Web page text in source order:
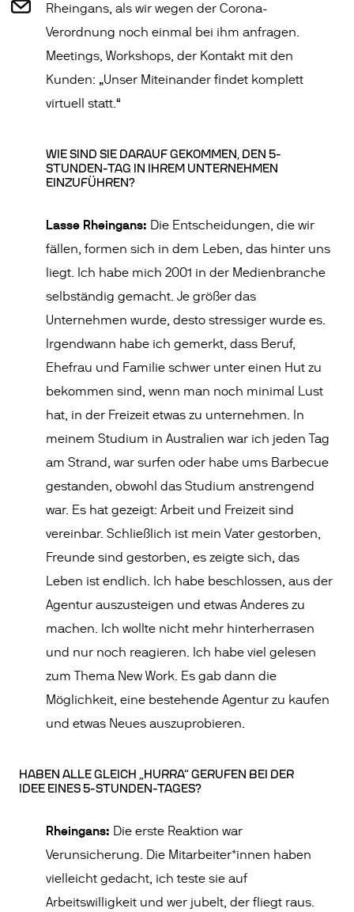
Rheingans, als wir wegen der Corona-
Verordnung noch einmal bei ihm anfragen.
Meetings, Workshops, der Kontakt mit den
Kunden: „Unser Miteinander findet komplett
virtuell statt.“
WIE SIND SIE DARAUF GEKOMMEN, DEN 5-
STUNDEN-TAG IN IHREM UNTERNEHMEN
EINZUFÜHREN?
Lasse Rheingans: Die Entscheidungen, die wir
fällen, formen sich in dem Leben, das hinter uns
liegt. Ich habe mich 2001 in der Medienbranche
selbständig gemacht. Je größer das
Unternehmen wurde, desto stressiger wurde es.
Irgendwann habe ich gemerkt, dass Beruf,
Ehefrau und Familie schwer unter einen Hut zu
bekommen sind, wenn man noch minimal Lust
hat, in der Freizeit etwas zu unternehmen. In
meinem Studium in Australien war ich jeden Tag
am Strand, war surfen oder habe ums Barbecue
gestanden, obwohl das Studium anstrengend
war. Es hat gezeigt: Arbeit und Freizeit sind
vereinbar. Schließlich ist mein Vater gestorben,
Freunde sind gestorben, es zeigte sich, das
Leben ist endlich. Ich habe beschlossen, aus der
Agentur auszusteigen und etwas Anderes zu
machen. Ich wollte nicht mehr hinterherrasen
und nur noch reagieren. Ich habe viel gelesen
zum Thema New Work. Es gab dann die
Möglichkeit, eine bestehende Agentur zu kaufen
und etwas Neues auszuprobieren.
HABEN ALLE GLEICH „HURRA“ GERUFEN BEI DER
IDEE EINES 5-STUNDEN-TAGES?
Rheingans: Die erste Reaktion war
Verunsicherung. Die Mitarbeiter*innen haben
vielleicht gedacht, ich teste sie auf
Arbeitswilligkeit und wer jubelt, der fliegt raus.